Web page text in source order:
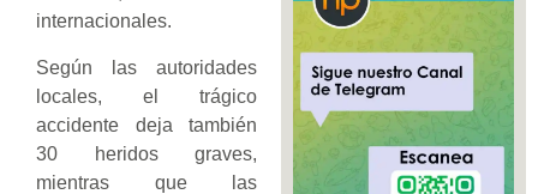
internacionales.
Según las autoridades
locales, el trágico
accidente deja también
30 heridos graves,
mientras que las